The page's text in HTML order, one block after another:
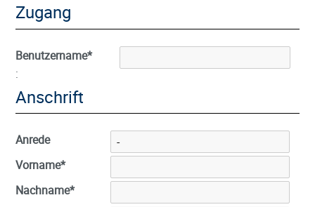
Zugang
Benutzername*
:
Anschrift
Anrede
Vorname*
Nachname*